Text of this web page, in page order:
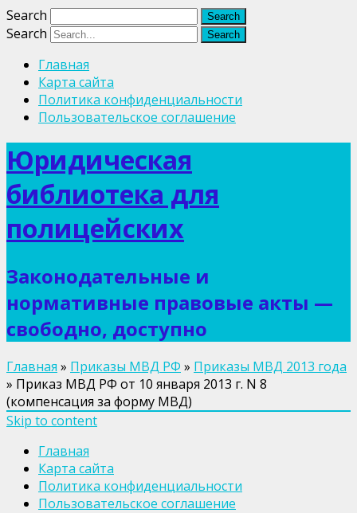
Search
Search
Главная
Карта сайта
Политика конфиденциальности
Пользовательское соглашение
Юридическая
библиотека для
полицейских
Законодательные и
нормативные правовые акты —
свободно, доступно
Главная » Приказы МВД РФ » Приказы МВД 2013 года
» Приказ МВД РФ от 10 января 2013 г. N 8
(компенсация за форму МВД)
Skip to content
Главная
Карта сайта
Политика конфиденциальности
Пользовательское соглашение